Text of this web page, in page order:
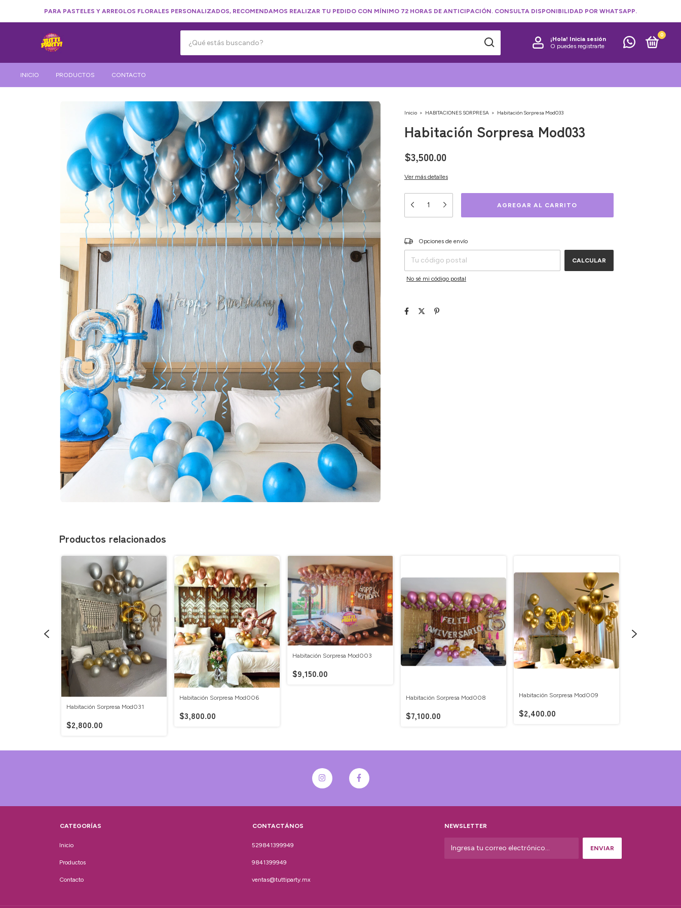
PARA PASTELES Y ARREGLOS FLORALES PERSONALIZADOS, RECOMENDAMOS REALIZAR TU PEDIDO CON MÍNIMO 72 HORAS DE ANTICIPACIÓN. CONSULTA DISPONIBILIDAD POR WHATSAPP.
¡Hola! Inicia sesión
O puedes registrarte
0
INICIO PRODUCTOS CONTACTO
Inicio > HABITACIONES SORPRESA > Habitación Sorpresa Mod033
Habitación Sorpresa Mod033
$3,500.00
Ver más detalles
Entregas para el CP:
Opciones de envío
CALCULAR
No sé mi código postal
Productos relacionados
Habitación Sorpresa Mod031
$2,800.00
Habitación Sorpresa Mod006
$3,800.00
Habitación Sorpresa Mod003
$9,150.00
Habitación Sorpresa Mod008
$7,100.00
Habitación Sorpresa Mod009
$2,400.00
CATEGORÍAS
Inicio
Productos
Contacto
CONTACTÁNOS
529841399949
9841399949
ventas@tuttiparty.mx
NEWSLETTER